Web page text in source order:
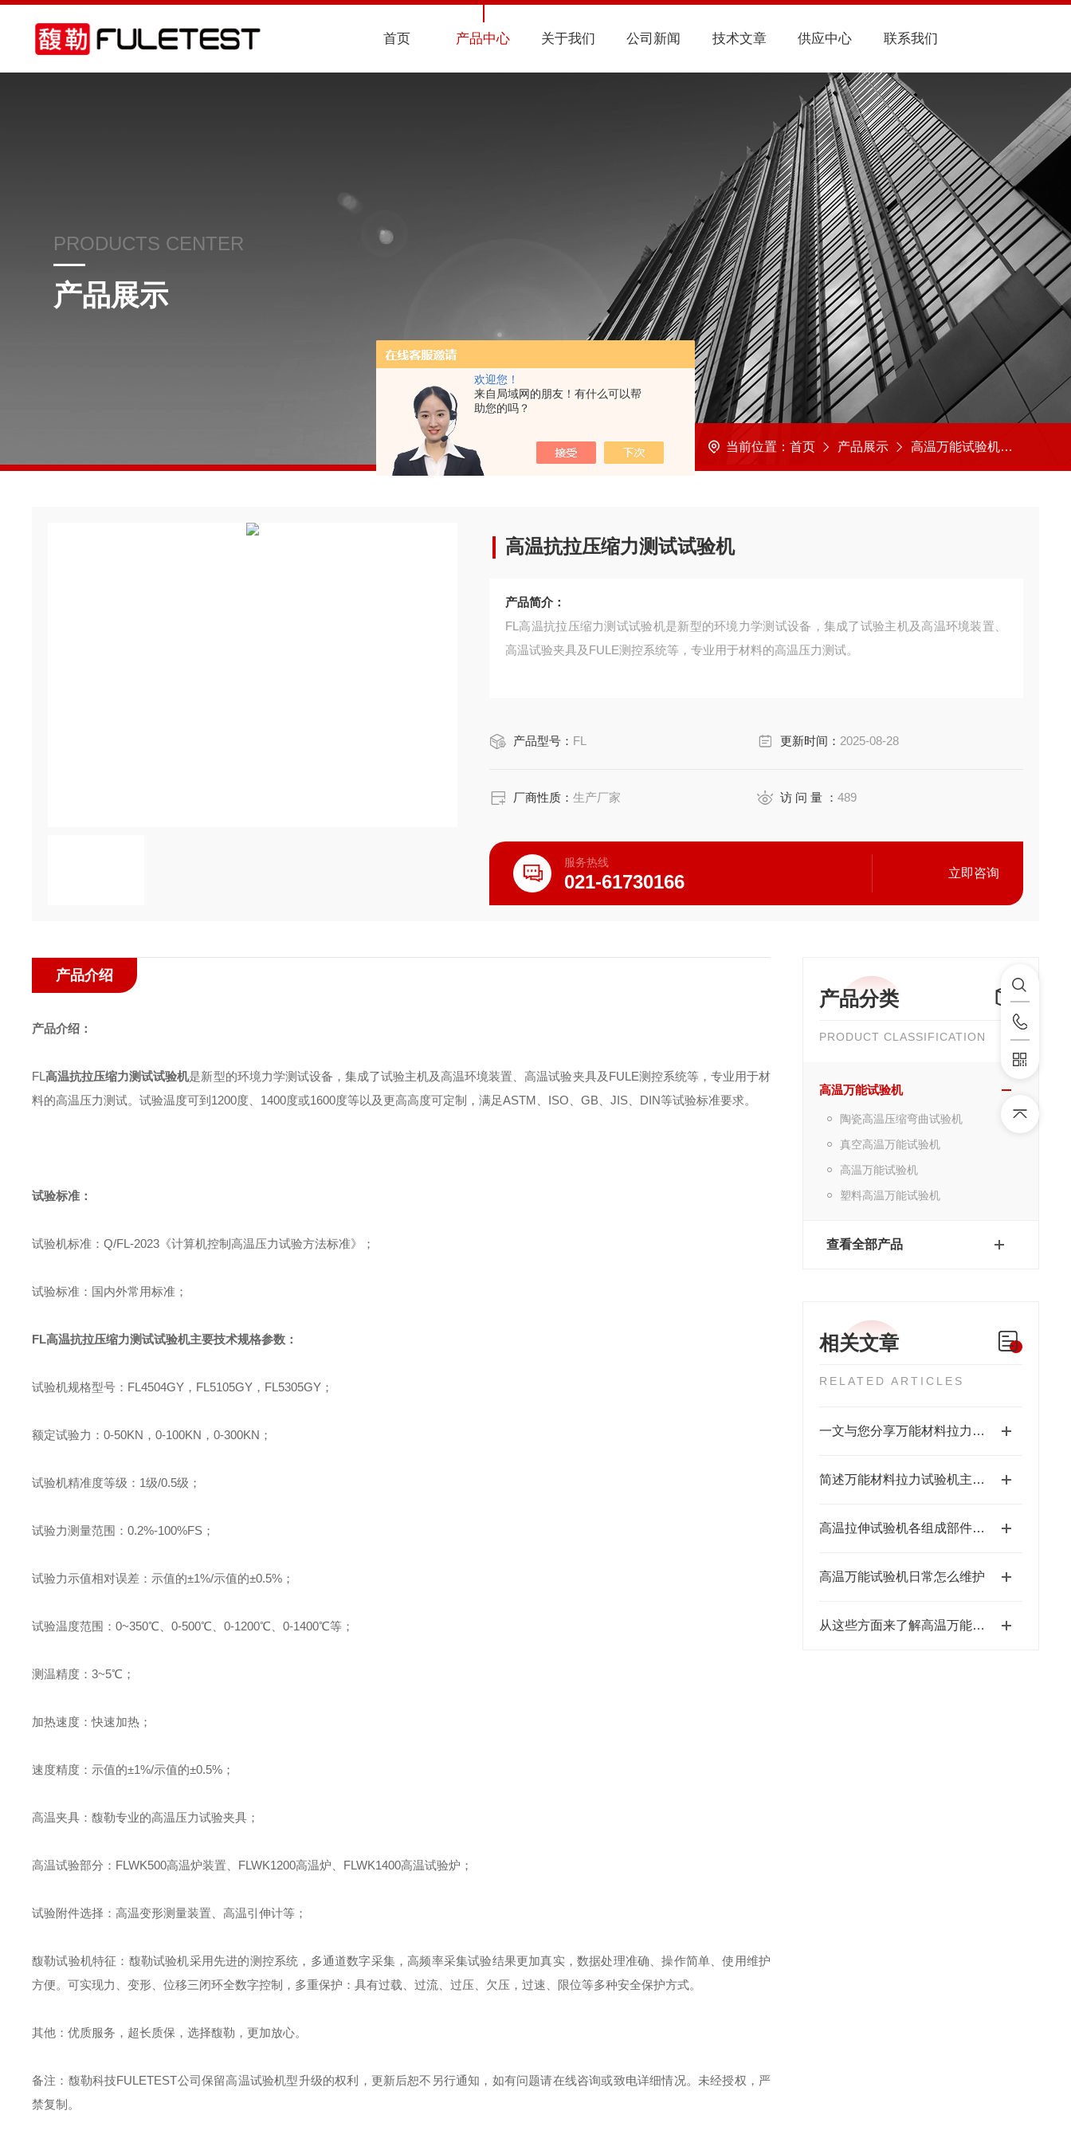
欢迎您！
来自局域网的朋友！有什么可以帮
助您的吗？
首页 产品中心 关于我们 公司新闻 技术文章 供应中心 联系我们
PRODUCTS CENTER
产品展示
当前位置： 首页 产品展示 高温万能试验机
高温抗拉压缩力测试试验机
产品简介：
FL高温抗拉压缩力测试试验机是新型的环境力学测试设备，集成了试验主机及高温环境装置、
高温试验夹具及FULE测控系统等，专业用于材料的高温压力测试。
产品型号： FL 更新时间： 2025-08-28
厂商性质：生产厂家 访 问 量 ：489
服务热线
021-61730166 立即咨询
产品分类
PRODUCT CLASSIFICATION
高温万能试验机
陶瓷高温压缩弯曲试验机
真空高温万能试验机
高温万能试验机
塑料高温万能试验机
查看全部产品
相关文章
RELATED ARTICLES
一文与您分享万能材料拉力试验机的系统化维护机制
简述万能材料拉力试验机主要组成部件的功能特点
高温拉伸试验机各组成部件的功能和特点介绍
高温万能试验机日常怎么维护
从这些方面来了解高温万能试验机
产品介绍
产品介绍：
FL 高温抗拉压缩力测试试验机是新型的环境力学测试设备 ， 集成了试验主机及高温环境装置、高温试验夹具及 FULE测控系统等，专业用于材
料的高温压力测试。试验温度可到 1200度、 1400度或1600度等以及更高高度可定制，满足ASTM ISO GB JIS DIN等试验标准要求。
试验标准：
试验机标准 ： Q/FL-2023 《计算机控制高温压力试验方法标准》 ；
试验标准 ： 国内外常用标准 ；
FL高温抗拉压缩力测试试验机主要技术规格参数 ：
试验机规格型号 ： FL4504GY ， FL5105GY ， FL5305GY ；
额定试验力 ： 0-50KN ， 0-100KN ， 0-300KN ；
试验机精准度等级 ： 1级/0.5级 ；
试验力测量范围 ： 0.2%-100%FS ；
试验力示值相对误差 ： 示值的±1%/示值的±0.5% ；
试验温度范围 ： 0~350℃、 0-500℃、 0-1200℃、 0-1400℃等 ；
测温精度 ： 3~5℃ ；
加热速度 ：快速加热 ；
速度精度 ： 示值的±1%/示值的±0.5% ；
高温夹具 ： 馥勒专业的高温压力试验夹具 ；
高温试验部分 ： FLWK500高温炉装置、 FLWK1200高温炉、 FLWK1400高温试验炉 ；
试验附件选择 ： 高温变形测量装置、高温引伸计等 ；
馥勒试验机特征 ： 馥勒试验机采用先进的测控系统，多通道数字采集，高频率采集试验结果更加真实，数据处理准确、操作简单、使用维护
方便。可实现力、变形、位移三闭环全数字控制，多重保护：具有过载、过流、过压、欠压，过速、限位等多种安全保护方式。
其他 ： 优质服务，超长质保，选择馥勒，更加放心。
备注：馥勒科技FULETEST公司保留高温试验机型升级的权利，更新后恕不另行通知，如有问题请在线咨询或致电详细情况。未经授权，严
禁复制。